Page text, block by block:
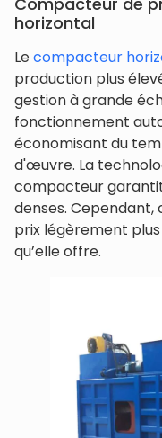
horizontal
Lecompacteur
production plus
gestion à grande
fonctionnement
économisant du
d'œuvre. La
compacteur
denses.
prix légèrement
qu’elle offre.